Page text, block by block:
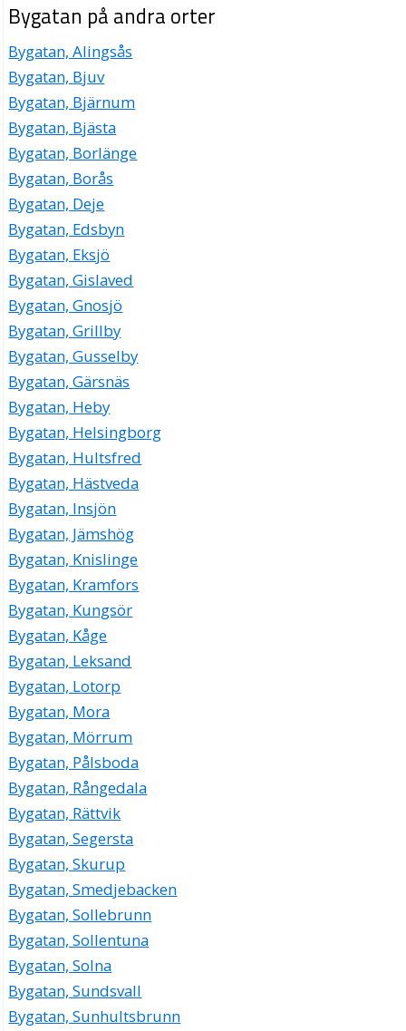
Bygatan på andra orter
Bygatan, Alingsås
Bygatan, Bjuv
Bygatan, Bjärnum
Bygatan, Bjästa
Bygatan, Borlänge
Bygatan, Borås
Bygatan, Deje
Bygatan, Edsbyn
Bygatan, Eksjö
Bygatan, Gislaved
Bygatan, Gnosjö
Bygatan, Grillby
Bygatan, Gusselby
Bygatan, Gärsnäs
Bygatan, Heby
Bygatan, Helsingborg
Bygatan, Hultsfred
Bygatan, Hästveda
Bygatan, Insjön
Bygatan, Jämshög
Bygatan, Knislinge
Bygatan, Kramfors
Bygatan, Kungsör
Bygatan, Kåge
Bygatan, Leksand
Bygatan, Lotorp
Bygatan, Mora
Bygatan, Mörrum
Bygatan, Pålsboda
Bygatan, Rångedala
Bygatan, Rättvik
Bygatan, Segersta
Bygatan, Skurup
Bygatan, Smedjebacken
Bygatan, Sollebrunn
Bygatan, Sollentuna
Bygatan, Solna
Bygatan, Sundsvall
Bygatan, Sunhultsbrunn